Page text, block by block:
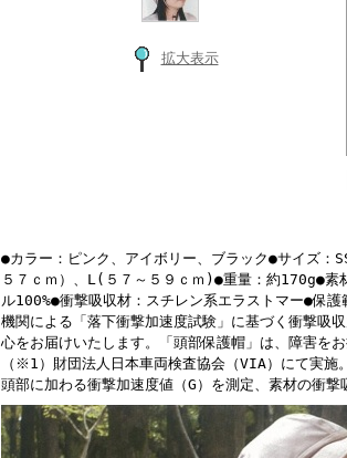
拡大表示
●カラー：ピンク、アイボリー、ブラック●サイズ：
５７ｃｍ）、L(５７～５９ｃｍ)●重量：約170g●素
ル100%●衝撃吸収材：スチレン系エラストマー●保
機関による「落下衝撃加速度試験」に基づく衝撃吸
心をお届けいたします。「頭部保護帽」は、障害を
（※1）財団法人日本車両検査協会（VIA）にて実施
頭部に加わる衝撃加速度値（G）を測定、素材の衝撃